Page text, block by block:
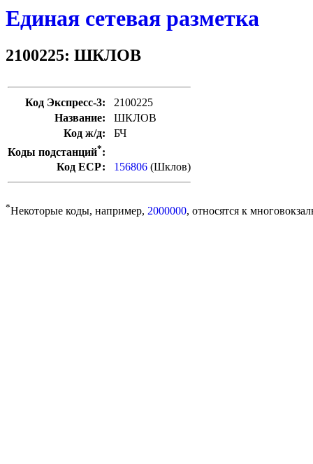
Единая сетевая разметка
2100225: ШКЛОВ
Код Экспресс-3:
2100225
Название:
ШКЛОВ
Код ж/д:
БЧ
Коды подстанций*:
Код ЕСР:
156806 (Шклов)
*Некоторые коды, например, 2000000, относятся к